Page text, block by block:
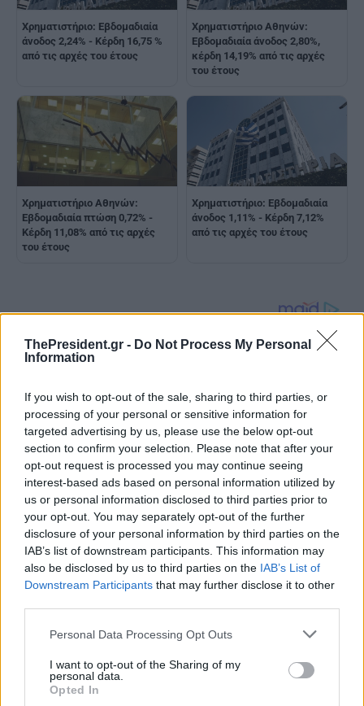
ThePresident.gr - Do Not Process My Personal
Information
If you wish to opt-out of the sale, sharing to third parties, or
processing of your personal or sensitive information for
targeted advertising by us, please use the below opt-out
section to confirm your selection. Please note that after your
opt-out request is processed you may continue seeing
interest-based ads based on personal information utilized by
us or personal information disclosed to third parties prior to
your opt-out. You may separately opt-out of the further
disclosure of your personal information by third parties on the
IAB’s list of downstream participants. This information may
also be disclosed by us to third parties on the IAB’s List of
Downstream Participants that may further disclose it to other
Personal Data Processing Opt Outs
I want to opt-out of the Sharing of my
personal data.
Opted In
Χρηματιστήριο: Εβδομαδιαία
άνοδος 2,24% - Κέρδη 16,75 %
από τις αρχές του έτους
Χρηματιστήριο Αθηνών:
Εβδομαδιαία άνοδος 2,80%,
κέρδη 14,19% από τις αρχές
του έτους
Χρηματιστήριο Αθηνών:
Εβδομαδιαία πτώση 0,72% -
Κέρδη 11,08% από τις αρχές
του έτους
Χρηματιστήριο: Εβδομαδιαία
άνοδος 1,11% - Κέρδη 7,12%
από τις αρχές του έτους